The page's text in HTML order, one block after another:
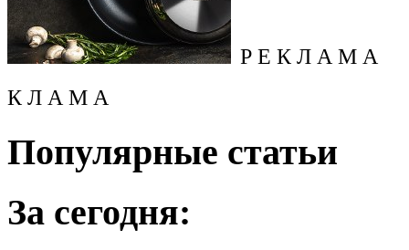
Р Е К Л А М А
К Л А М А
Популярные статьи
За сегодня: